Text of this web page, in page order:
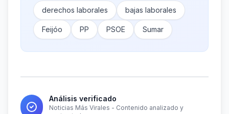
derechos laborales bajas laborales
Feijóo PP PSOE Sumar
Análisis verificado
Noticias Más Virales - Contenido analizado y